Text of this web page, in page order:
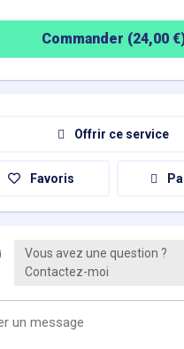
Commander (24,00
Offrir ce service
Favoris
Vous avez une question ?
Contactez-moi